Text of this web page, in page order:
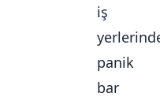
iş
panik
bar